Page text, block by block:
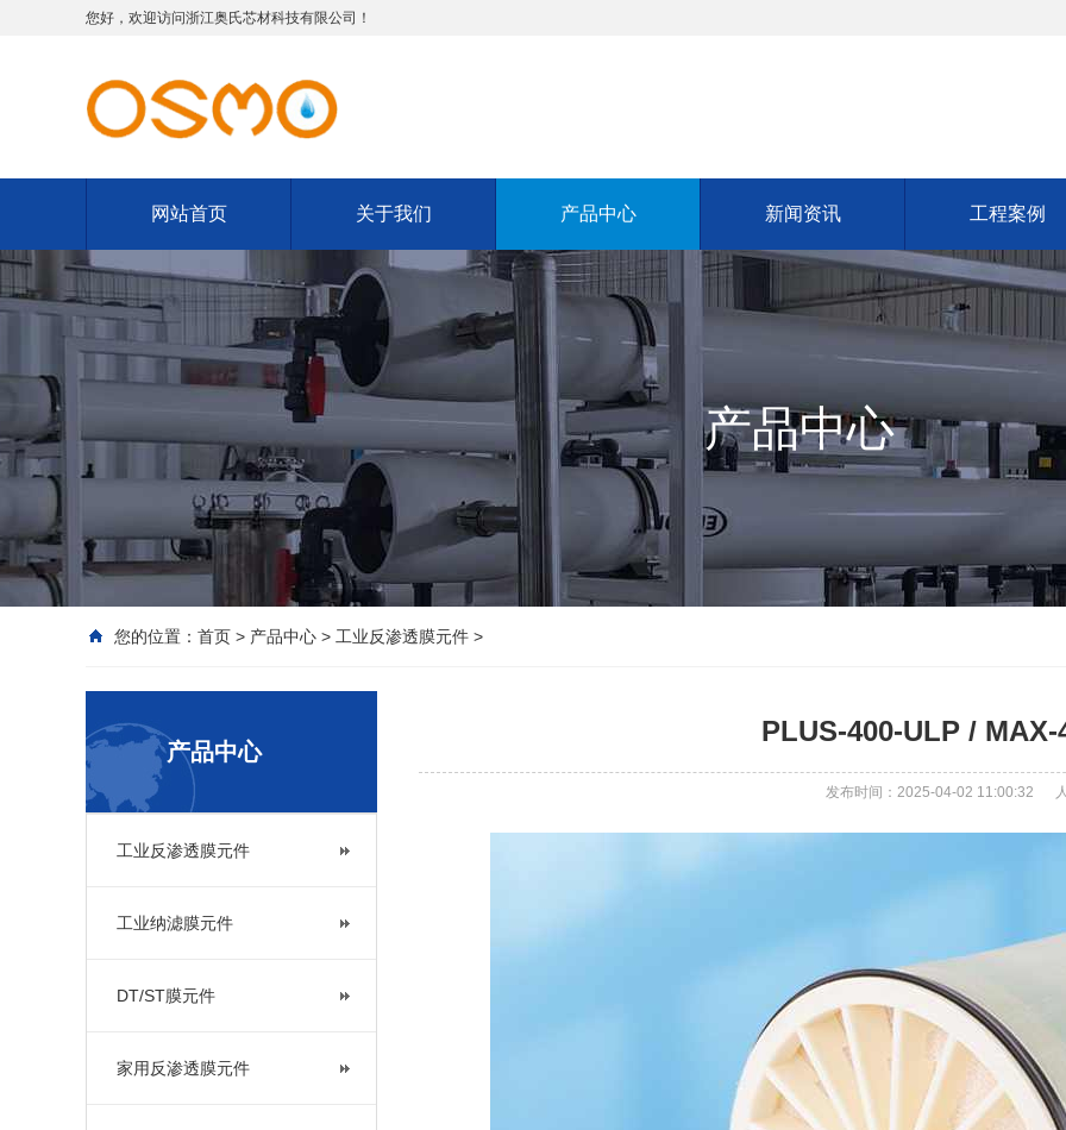
您好，欢迎访问浙江奥氏芯材科技有限公司！
网站首页 关于我们 产品中心 新闻资讯 工程案例
产品中心
您的位置： 首页 > 产品中心 > 工业反渗透膜元件 >
产品中心
工业反渗透膜元件
工业纳滤膜元件
DT/ST膜元件
家用反渗透膜元件
PLUS-400-ULP / MAX-
发布时间：2025-04-02 11:00:32